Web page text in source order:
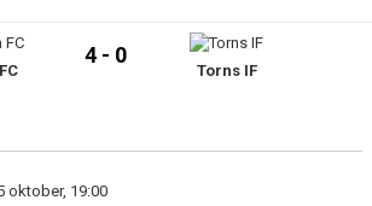
4 - 0
Torns IF
oktober, 19:00